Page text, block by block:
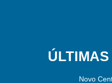
Novo